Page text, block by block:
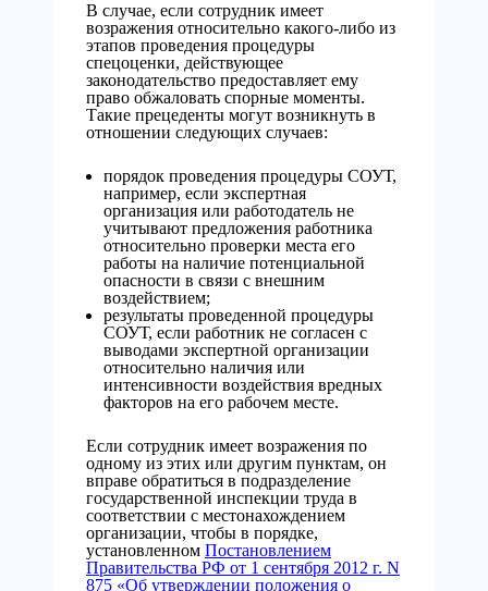
В случае, если сотрудник имеет
возражения относительно какого-либо из
этапов проведения процедуры
спецоценки, действующее
законодательство предоставляет ему
право обжаловать спорные моменты.
Такие прецеденты могут возникнуть в
отношении следующих случаев:
порядок проведения процедуры СОУТ,
например, если экспертная
организация или работодатель не
учитывают предложения работника
относительно проверки места его
работы на наличие потенциальной
опасности в связи с внешним
воздействием;
результаты проведенной процедуры
СОУТ, если работник не согласен с
выводами экспертной организации
относительно наличия или
интенсивности воздействия вредных
факторов на его рабочем месте.
Если сотрудник имеет возражения по
одному из этих или другим пунктам, он
вправе обратиться в подразделение
государственной инспекции труда в
соответствии с местонахождением
организации, чтобы в порядке,
установленном Постановлением
Правительства РФ от 1 сентября 2012 г. N
875 «Об утверждении положения о